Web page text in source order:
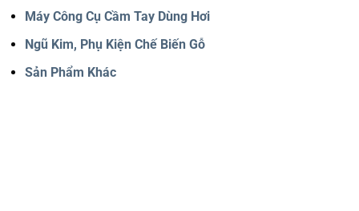
Máy Công Cụ Cầm Tay Dùng Hơi
Ngũ Kim, Phụ Kiện Chế Biến Gỗ
Sản Phẩm Khác